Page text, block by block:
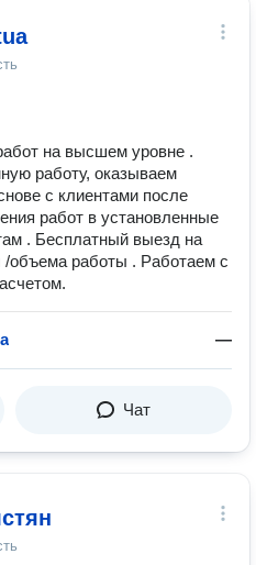
на высшем уровне .
работу, оказываем
с клиентами после
работ в установленные
. Бесплатный выезд на
объема работы . Работаем с
—
Чат